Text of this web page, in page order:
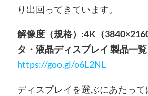
り出回ってきています。
解像度（規格）:4K（
タ・液晶ディスプレイ 製品一覧
https://goo.gl/o6L2NL
ディスプレイを選ぶにあたって